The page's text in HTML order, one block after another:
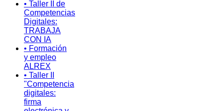
• Taller II de
Competencias
Digitales:
TRABAJA
CON IA
• Formación
y empleo
ALREX
• Taller II
"Competencia
digitales:
firma